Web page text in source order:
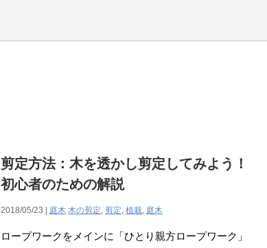
剪定方法：木を透かし剪定してみよう！
初心者のための解説
2018/05/23 | 庭木 木の剪定, 剪定, 植栽, 庭木
ロープワークをメインに「ひとり親方ロープワーク」